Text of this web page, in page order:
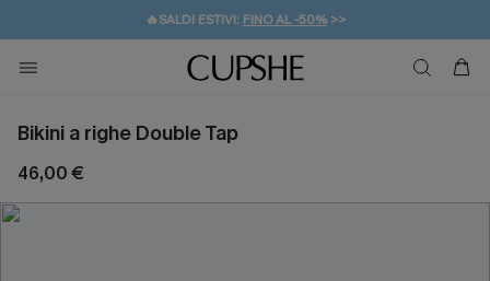
🔥SALDI ESTIVI: FINO AL -50%>>
🚚SPEDIZIONE GRATUITA DA 49€
💌REGALO PER I NUOVI: 20% DI SCONTO*
Bikini a righe Double Tap
46,00 €